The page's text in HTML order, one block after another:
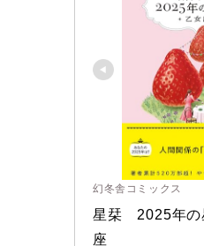
幻冬舎コミックス
星栞　2025年
座